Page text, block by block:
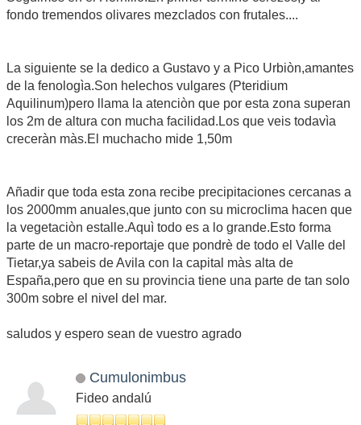
fondo tremendos olivares mezclados con frutales....
La siguiente se la dedico a Gustavo y a Pico Urbiòn,amantes
de la fenologìa.Son helechos vulgares (Pteridium
Aquilinum)pero llama la atenciòn que por esta zona superan
los 2m de altura con mucha facilidad.Los que veis todavìa
creceràn màs.El muchacho mide 1,50m
Añadir que toda esta zona recibe precipitaciones cercanas a
los 2000mm anuales,que junto con su microclima hacen que
la vegetaciòn estalle.Aquì todo es a lo grande.Esto forma
parte de un macro-reportaje que pondrè de todo el Valle del
Tietar,ya sabeis de Avila con la capital màs alta de
España,pero que en su provincia tiene una parte de tan solo
300m sobre el nivel del mar.
saludos y espero sean de vuestro agrado
Cumulonimbus
Fideo andalú